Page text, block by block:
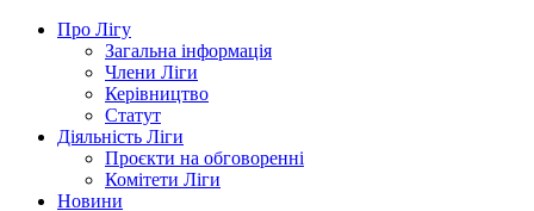
Про Лігу
Загальна інформація
Члени Ліги
Керівництво
Статут
Діяльність Ліги
Проєкти на обговоренні
Комітети Ліги
Новини